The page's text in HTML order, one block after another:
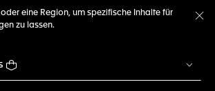
eine Region, um spezifische Inhalte für
zu lassen.